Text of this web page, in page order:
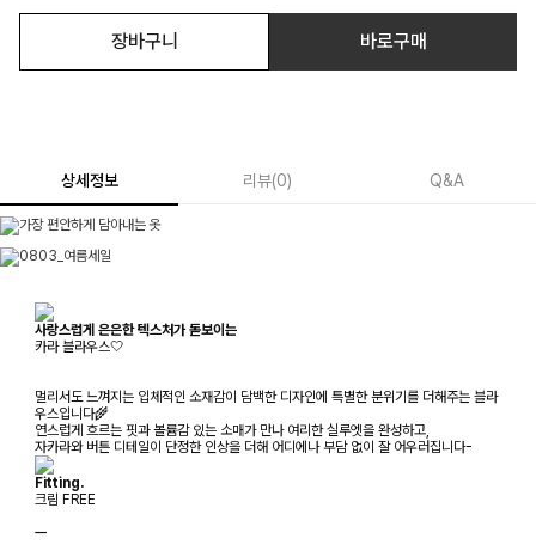
장바구니 바로구매
상세정보 리뷰(0) Q&A
사랑스럽게 은은한 텍스처가 돋보이는
카라 블라우스🤍
멀리서도 느껴지는 입체적인 소재감이 담백한 디자인에 특별한 분위기를 더해주는 블라
우스입니다🌾
연스럽게 흐르는 핏과 볼륨감 있는 소매가 만나 여리한 실루엣을 완성하고,
자카라와 버튼 디테일이 단정한 인상을 더해 어디에나 부담 없이 잘 어우러집니다-
Fitting.
크림 FREE
ㅡ